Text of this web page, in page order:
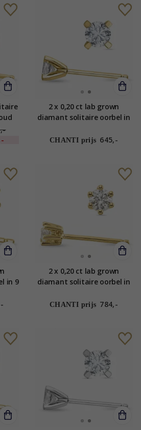
2 x 0,20 ct lab grown
diamant solitaire oorbel in
grown diamant
CHANTI prijs 645,-
in 9
2 x 0,20 ct lab grown
diamant solitaire oorbel in
grown diamant
CHANTI prijs 784,-